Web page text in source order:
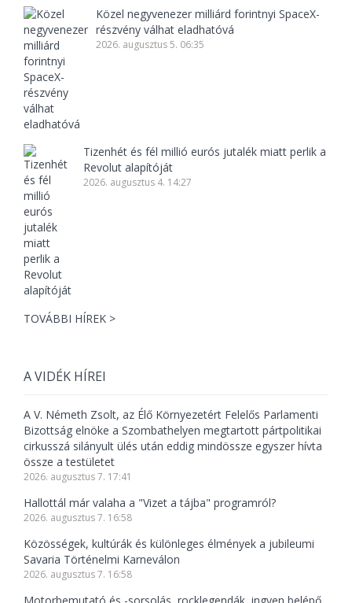
Közel negyvenezer milliárd forintnyi SpaceX-
részvény válhat eladhatóvá
2026. augusztus 5. 06:35
Tizenhét és fél millió eurós jutalék miatt perlik a
Revolut alapítóját
2026. augusztus 4. 14:27
TOVÁBBI HÍREK >
A VIDÉK HÍREI
A V. Németh Zsolt, az Élő Környezetért Felelős Parlamenti
Bizottság elnöke a Szombathelyen megtartott pártpolitikai
cirkusszá silányult ülés után eddig mindössze egyszer hívta
össze a testületet
2026. augusztus 7. 17:41
Hallottál már valaha a "Vizet a tájba" programról?
2026. augusztus 7. 16:58
Közösségek, kultúrák és különleges élmények a jubileumi
Savaria Történelmi Karneválon
2026. augusztus 7. 16:58